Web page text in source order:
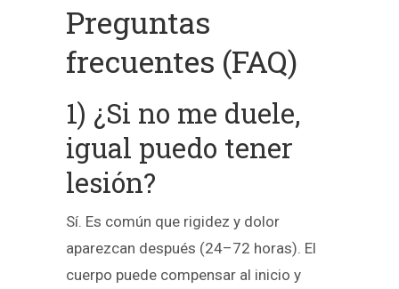
Preguntas
frecuentes (FAQ)
1) ¿Si no me duele,
igual puedo tener
lesión?
Sí. Es común que rigidez y dolor
aparezcan después (24–72 horas). El
cuerpo puede compensar al inicio y